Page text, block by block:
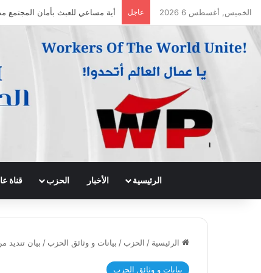
الخميس, أغسطس 6 2026 عاجل أية مساعي للعبث بأمان المجتمع
الرئيسية الأخبار الحزب قناة
الرئيسية / الحزب / بيانات و وثائق الحزب / بيان تنديد
بيانات و وثائق الحزب